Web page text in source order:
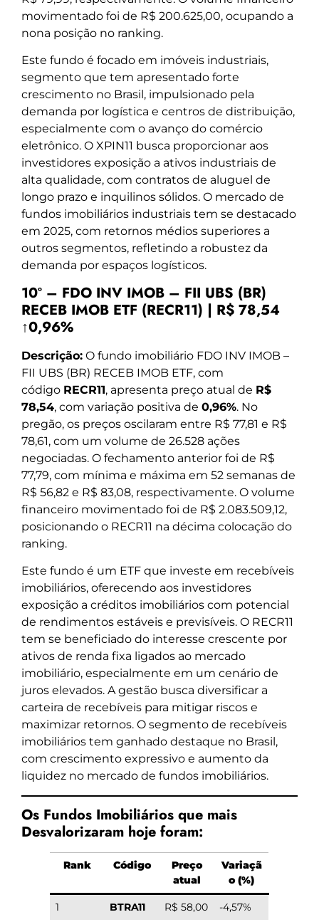
movimentado foi de R$ 200.625,00, ocupando a
nona posição no ranking.
Este fundo é focado em imóveis industriais,
segmento que tem apresentado forte
crescimento no Brasil, impulsionado pela
demanda por logística e centros de distribuição,
especialmente com o avanço do comércio
eletrônico. O XPIN11 busca proporcionar aos
investidores exposição a ativos industriais de
alta qualidade, com contratos de aluguel de
longo prazo e inquilinos sólidos. O mercado de
fundos imobiliários industriais tem se destacado
em 2025, com retornos médios superiores a
outros segmentos, refletindo a robustez da
demanda por espaços logísticos.
10º – FDO INV IMOB – FII UBS (BR)
RECEB IMOB ETF (RECR11) | R$ 78,54
↑0,96%
Descrição: O fundo imobiliário FDO INV IMOB –
FII UBS (BR) RECEB IMOB ETF, com
código RECR11, apresenta preço atual de R$
78,54, com variação positiva de 0,96%. No
pregão, os preços oscilaram entre R$ 77,81 e R$
78,61, com um volume de 26.528 ações
negociadas. O fechamento anterior foi de R$
77,79, com mínima e máxima em 52 semanas de
R$ 56,82 e R$ 83,08, respectivamente. O volume
financeiro movimentado foi de R$ 2.083.509,12,
posicionando o RECR11 na décima colocação do
ranking.
Este fundo é um ETF que investe em recebíveis
imobiliários, oferecendo aos investidores
exposição a créditos imobiliários com potencial
de rendimentos estáveis e previsíveis. O RECR11
tem se beneficiado do interesse crescente por
ativos de renda fixa ligados ao mercado
imobiliário, especialmente em um cenário de
juros elevados. A gestão busca diversificar a
carteira de recebíveis para mitigar riscos e
maximizar retornos. O segmento de recebíveis
imobiliários tem ganhado destaque no Brasil,
com crescimento expressivo e aumento da
liquidez no mercado de fundos imobiliários.
Os Fundos Imobiliários que mais
Desvalorizaram hoje foram:
Rank Código
Preço
atual
Variaçã
o (%)
1 BTRA11 R$ 58,00
-4,57%